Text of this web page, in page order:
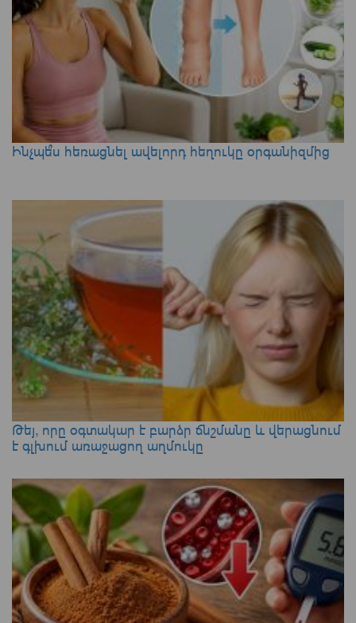
Ինչպե՞ս հեռացնել ավելորդ հեղուկը օրգանիզմից
Թեյ, որը օգտակար է բարձր ճնշմանը և վերացնում
է գլխում առաջացող աղմուկը